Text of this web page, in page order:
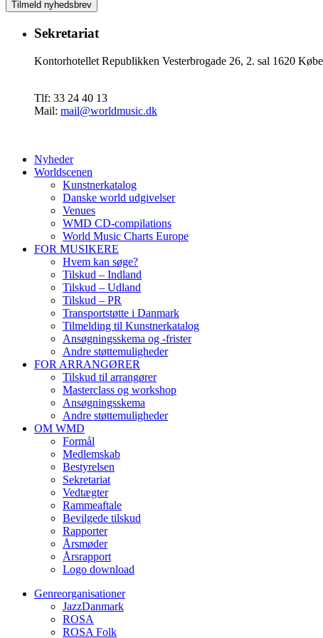
Sekretariat
Kontorhotellet Republikken Vesterbrogade 26, 2. sal 1620
Tlf: 33 24 40 13
Mail: mail@worldmusic.dk
Nyheder
Worldscenen
Kunstnerkatalog
Danske world udgivelser
Venues
WMD CD-compilations
World Music Charts Europe
FOR MUSIKERE
Hvem kan søge?
Tilskud – Indland
Tilskud – Udland
Tilskud – PR
Transportstøtte i Danmark
Tilmelding til Kunstnerkatalog
Ansøgningsskema og -frister
Andre støttemuligheder
FOR ARRANGØRER
Tilskud til arrangører
Masterclass og workshop
Ansøgningsskema
Andre støttemuligheder
OM WMD
Formål
Medlemskab
Bestyrelsen
Sekretariat
Vedtægter
Rammeaftale
Bevilgede tilskud
Rapporter
Årsmøder
Årsrapport
Logo download
Genreorganisationer
JazzDanmark
ROSA
ROSA Folk